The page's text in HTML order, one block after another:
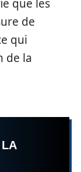
que les
de
qui
de la
LA